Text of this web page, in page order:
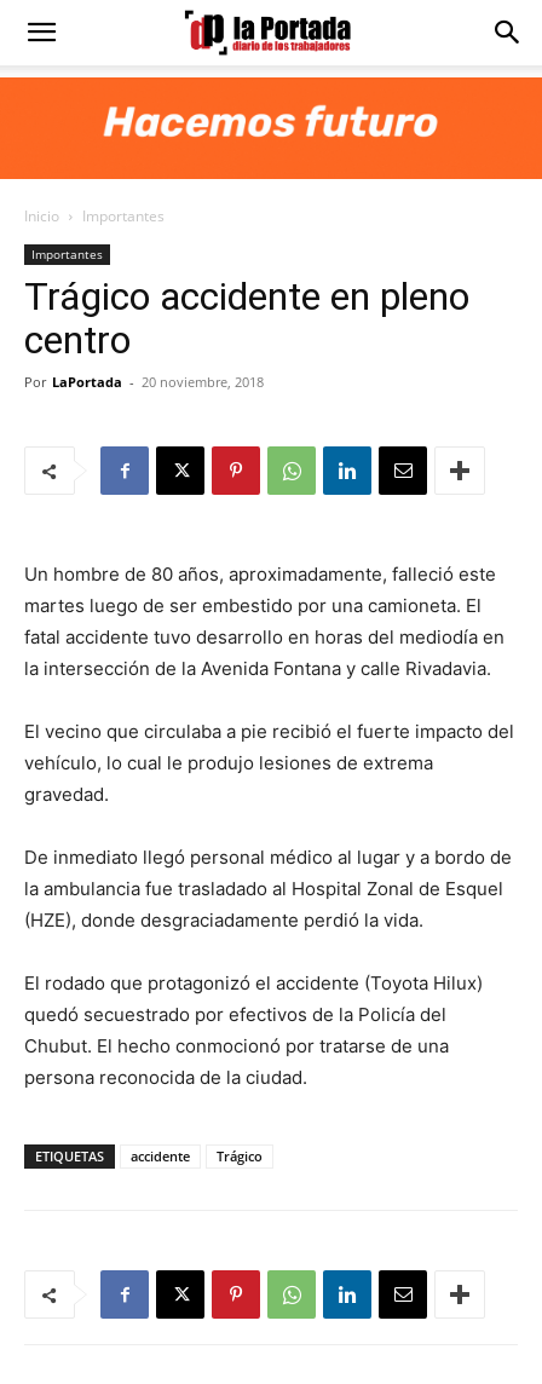
Diario
Portada
Inicio Importantes
Importantes
Trágico accidente en pleno
centro
Por LaPortada - 20 noviembre, 2018
Un hombre de 80 años, aproximadamente, falleció este
martes luego de ser embestido por una camioneta. El
fatal accidente tuvo desarrollo en horas del mediodía en
la intersección de la Avenida Fontana y calle Rivadavia.
El vecino que circulaba a pie recibió el fuerte impacto del
vehículo, lo cual le produjo lesiones de extrema
gravedad.
De inmediato llegó personal médico al lugar y a bordo de
la ambulancia fue trasladado al Hospital Zonal de Esquel
(HZE), donde desgraciadamente perdió la vida.
El rodado que protagonizó el accidente (Toyota Hilux)
quedó secuestrado por efectivos de la Policía del
Chubut. El hecho conmocionó por tratarse de una
persona reconocida de la ciudad.
ETIQUETAS accidente Trágico